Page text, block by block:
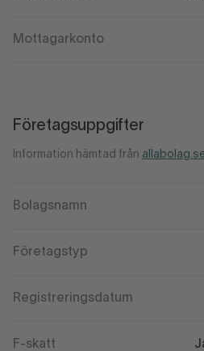
Mottagarkonto
Företagsuppgifter
Information hämtad från
Bolagsnamn
Företagstyp
Registreringsdatum
F-skatt